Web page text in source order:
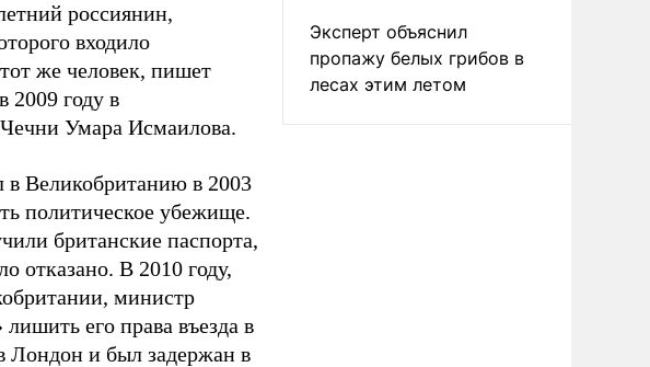
россиянин,
входило
же человек, пишет
2009 году в
Умара Исмаилова.
в Великобританию в 2003
политическое убежище.
британские паспорта,
отказано. В 2010 году,
министр
его права въезда в
Лондон и был задержан в
Эксперт объяснил
пропажу белых грибов в
лесах этим летом